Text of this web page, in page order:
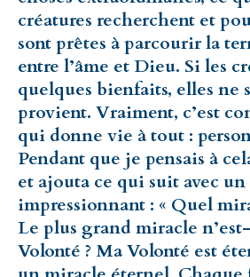
créatures recherchent et
sont prêtes à parcourir la
entre l’âme et Dieu. Si les
quelques bienfaits, elles ne
provient. Vraiment, c’est
qui donne vie à tout :
Pendant que je pensais à
et ajouta ce qui suit avec un
impressionnant : « Quel
Le plus grand miracle
Volonté ? Ma Volonté est